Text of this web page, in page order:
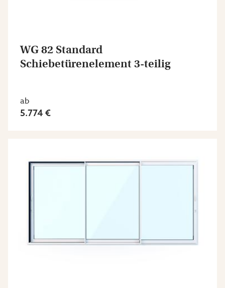
WG 82 Standard
Schiebetürenelement 3-teilig
ab
5.774 €